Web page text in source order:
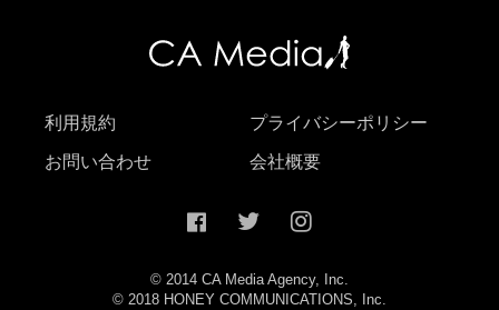
利用規約 プライバシーポリシー
お問い合わせ 会社概要
© 2014 CA Media Agency, Inc.
© 2018 HONEY COMMUNICATIONS, Inc.